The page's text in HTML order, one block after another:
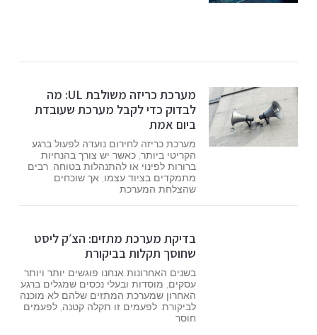
מערכת כריזה משולבת UL: מה
לבדוק כדי לקבל מערכת שעובדת
ביום אמת
מערכת כריזה לחירום נועדה לפעול ברגע
הקריטי ביותר, כאשר יש צורך בהנחיות
ברורות לפינוי או להתנהלות בטוחה. רבים
מתמקדים בציוד עצמו, אך שוכחים
שהצלחת המערכת
בדיקת מערכת מתזים: הצ׳ק ליסט
שחוסך תקלות בביקורת
בשנים האחרונות אנחנו פוגשים יותר ויותר
עסקים, מוסדות ובעלי נכסים שמגלים ברגע
האחרון שמערכת המתזים שלהם לא מוכנה
לביקורת. לפעמים זו תקלה קטנה, לפעמים
חוסר